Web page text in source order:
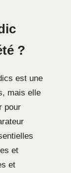
?
est une
mais elle
pour
et
et